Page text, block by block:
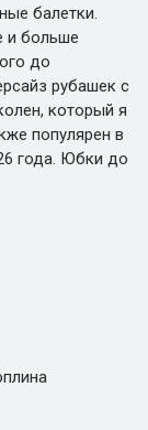
балетки.
и больше
до
рубашек с
который я
популярен в
года. Юбки до